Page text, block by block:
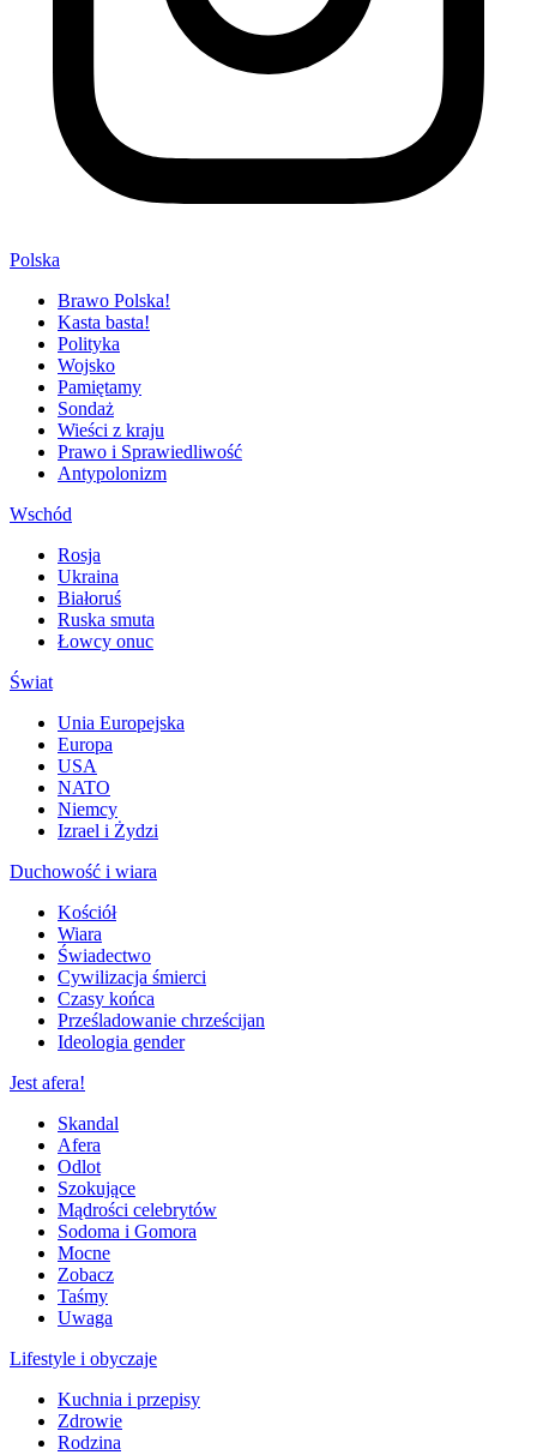
Polska
Brawo Polska!
Kasta basta!
Polityka
Wojsko
Pamiętamy
Sondaż
Wieści z kraju
Prawo i Sprawiedliwość
Antypolonizm
Wschód
Rosja
Ukraina
Białoruś
Ruska smuta
Łowcy onuc
Świat
Unia Europejska
Europa
USA
NATO
Niemcy
Izrael i Żydzi
Duchowość i wiara
Kościół
Wiara
Świadectwo
Cywilizacja śmierci
Czasy końca
Prześladowanie chrześcijan
Ideologia gender
Jest afera!
Skandal
Afera
Odlot
Szokujące
Mądrości celebrytów
Sodoma i Gomora
Mocne
Zobacz
Taśmy
Uwaga
Lifestyle i obyczaje
Kuchnia i przepisy
Zdrowie
Rodzina